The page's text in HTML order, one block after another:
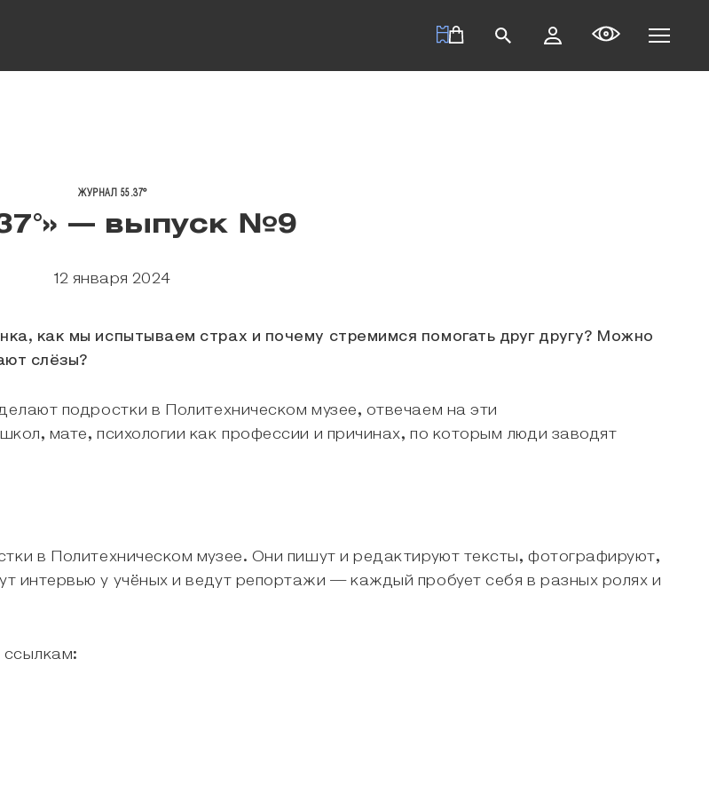
ЖУРНАЛ 55.37°
— выпуск №9
12 января 2024
как мы испытываем страх и почему стремимся помогать друг другу? Можно
слёзы?
подростки в Политехническом музее, отвечаем на эти
мате, психологии как профессии и причинах, по которым люди заводят
в Политехническом музее. Они пишут и редактируют тексты, фотографируют,
интервью у учёных и ведут репортажи — каждый пробует себя в разных ролях и
ссылкам: